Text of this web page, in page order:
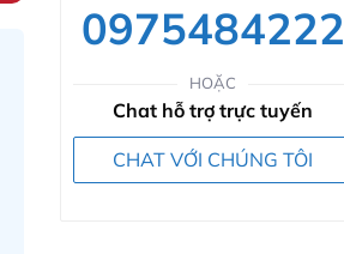
0975484222
HOẶC
Chat hỗ trợ trực tuyến
CHAT VỚI CHÚNG TÔI